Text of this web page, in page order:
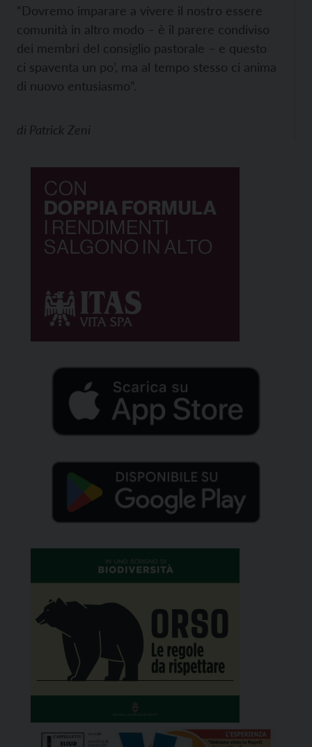
“Dovremo imparare a vivere il nostro essere
comunità in altro modo – è il parere condiviso
dei membri del consiglio pastorale – e questo
ci spaventa un po’, ma al tempo stesso ci anima
di nuovo entusiasmo”.
di Patrick Zeni